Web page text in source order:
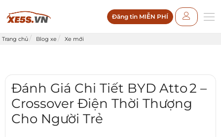
Đăng tin MIỄN PHÍ
Trang chủ Blog xe Xe mới
Đánh Giá Chi Tiết BYD Atto 2 –
Crossover Điện Thời Thượng
Cho Người Trẻ